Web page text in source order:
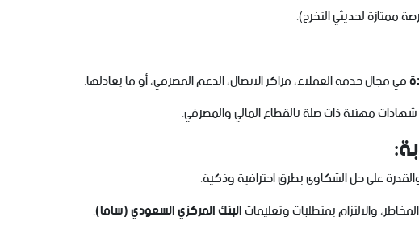
ممتازة لحديثي التخرج).
في مجال خدمة العملاء، مراكز الاتصال، الدعم المصرفي، أو ما يعادلها.
مهنية ذات صلة بالقطاع المالي والمصرفي.
والقدرة على حل الشكاوى بطرق احترافية وذكية.
والالتزام بمتطلبات وتعليماتالبنك المركزي السعودي (ساما).